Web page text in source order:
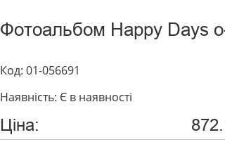
Фотоальбом Happy Days
Код: 01-056691
Наявність: Є в наявності
Ціна: